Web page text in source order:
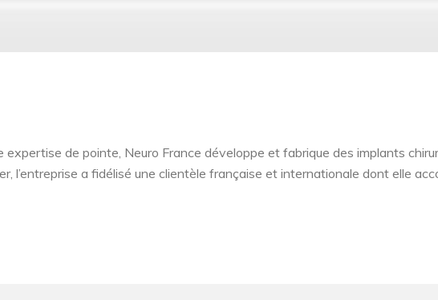
de pointe, Neuro France développe et fabrique des implants
l’entreprise a fidélisé une clientèle française et internationale dont elle